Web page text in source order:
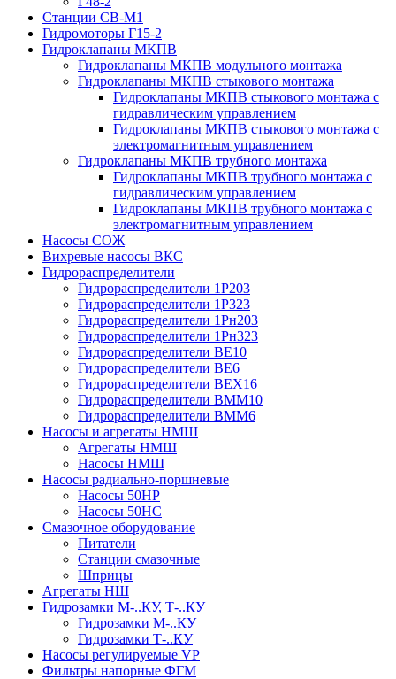
Станции СВ-М1
Гидромоторы Г15-2
Гидроклапаны МКПВ
Гидроклапаны МКПВ модульного монтажа
Гидроклапаны МКПВ стыкового монтажа
Гидроклапаны МКПВ стыкового монтажа с
гидравлическим управлением
Гидроклапаны МКПВ стыкового монтажа с
электромагнитным управлением
Гидроклапаны МКПВ трубного монтажа
Гидроклапаны МКПВ трубного монтажа с
гидравлическим управлением
Гидроклапаны МКПВ трубного монтажа с
электромагнитным управлением
Насосы СОЖ
Вихревые насосы ВКС
Гидрораспределители
Гидрораспределители 1Р203
Гидрораспределители 1Р323
Гидрораспределители 1Рн203
Гидрораспределители 1Рн323
Гидрораспределители ВЕ10
Гидрораспределители ВЕ6
Гидрораспределители ВЕХ16
Гидрораспределители ВММ10
Гидрораспределители ВММ6
Насосы и агрегаты НМШ
Агрегаты НМШ
Насосы НМШ
Насосы радиально-поршневые
Насосы 50НР
Насосы 50НС
Смазочное оборудование
Питатели
Станции смазочные
Шприцы
Агрегаты НШ
Гидрозамки М-..КУ, Т-..КУ
Гидрозамки М-..КУ
Гидрозамки Т-..КУ
Насосы регулируемые VP
Фильтры напорные ФГМ